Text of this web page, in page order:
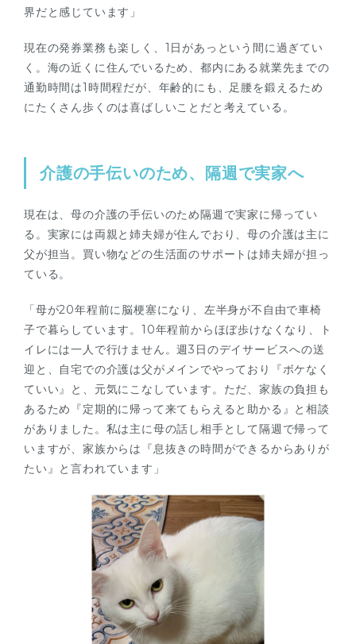
界だと感じています」
現在の発券業務も楽しく、1日があっという間に過ぎてい
く。海の近くに住んでいるため、都内にある就業先までの
通勤時間は1時間程だが、年齢的にも、足腰を鍛えるため
にたくさん歩くのは喜ばしいことだと考えている。
介護の手伝いのため、隔週で実家へ
現在は、母の介護の手伝いのため隔週で実家に帰ってい
る。実家には両親と姉夫婦が住んでおり、母の介護は主に
父が担当。買い物などの生活面のサポートは姉夫婦が担っ
ている。
「母が20年程前に脳梗塞になり、左半身が不自由で車椅
子で暮らしています。10年程前からほぼ歩けなくなり、ト
イレには一人で行けません。週3日のデイサービスへの送
迎と、自宅での介護は父がメインでやっており『ボケなく
ていい』と、元気にこなしています。ただ、家族の負担も
あるため『定期的に帰って来てもらえると助かる』と相談
がありました。私は主に母の話し相手として隔週で帰って
いますが、家族からは『息抜きの時間ができるからありが
たい』と言われています」